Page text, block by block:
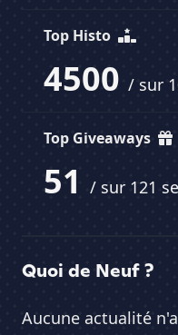
Top Histo
4500 / sur
Top Giveaways
51 / sur 121
Quoi de Neuf ?
Aucune actualité